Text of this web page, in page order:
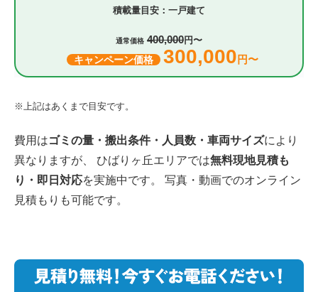
一戸建て
通常価格 400,000円〜
キャンペーン価格 300,000 円〜
※上記はあくまで目安です。
費用はゴミの量・搬出条件・人員数・車両サイズにより
異なりますが、 ひばりヶ丘エリアでは無料現地見積も
り・即日対応を実施中です。 写真・動画でのオンライン
見積もりも可能です。